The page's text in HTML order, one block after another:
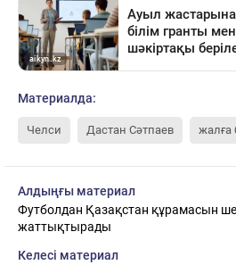
Материалда:
Челси Дастан Сәтпаев жалға
Алдыңғы материал
Футболдан Қазақстан құрамасын
жаттықтырады
Келесі материал